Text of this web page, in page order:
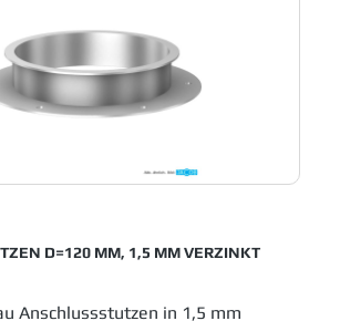
D=120 MM, 1,5 MM VERZINKT
Anschlussstutzen in 1,5 mm